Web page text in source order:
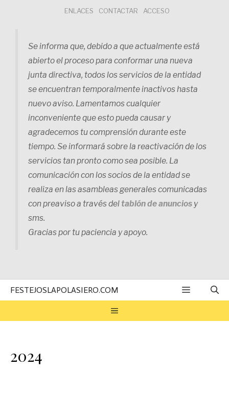
ENLACES CONTACTAR ACCESO
Se informa que, debido a que actualmente está
abierto el proceso para conformar una nueva
junta directiva, todos los servicios de la entidad
se encuentran temporalmente inactivos hasta
nuevo aviso. Lamentamos cualquier
inconveniente que esto pueda causar y
agradecemos tu comprensión durante este
tiempo. Se informará sobre la reactivación de los
servicios tan pronto como sea posible. La
comunicación con los socios de la entidad se
realiza en las asambleas generales comunicadas
con preaviso a través del tablón de anuncios y
sms.
Gracias por tu paciencia y apoyo.
FESTEJOSLAPOLASIERO.COM MENÚ
MENÚ
2024